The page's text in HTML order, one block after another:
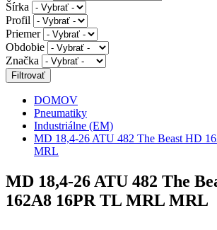
Šírka
Profil
Priemer
Obdobie
Značka
DOMOV
Pneumatiky
Industriálne (EM)
MD 18,4-26 ATU 482 The Beast HD
MRL
MD 18,4-26 ATU 482 The
162A8 16PR TL MRL MRL